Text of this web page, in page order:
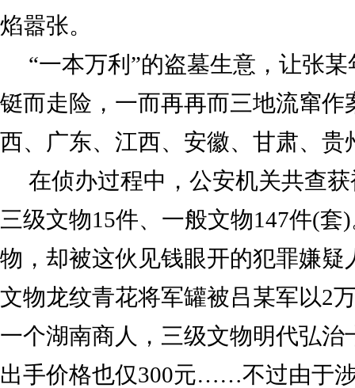
焰嚣张。
“一本万利”的盗墓生意，让张
铤而走险，一而再再而三地流窜作
西、广东、江西、安徽、甘肃、贵
在侦办过程中，公安机关共查
三级文物15件、一般文物147件(套
物，却被这伙见钱眼开的犯罪嫌疑
文物龙纹青花将军罐被吕某军以2
一个湖南商人，三级文物明代弘治
出手价格也仅300元……不过由于